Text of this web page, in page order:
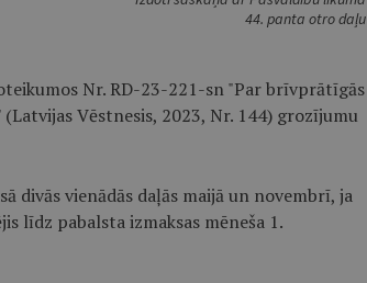
44. panta otro daļu
Nr. RD-23-221-sn "Par brīvprātīgās
Vēstnesis, 2023, Nr. 144) grozījumu
divās vienādās daļās maijā un novembrī, ja
līdz pabalsta izmaksas mēneša 1.